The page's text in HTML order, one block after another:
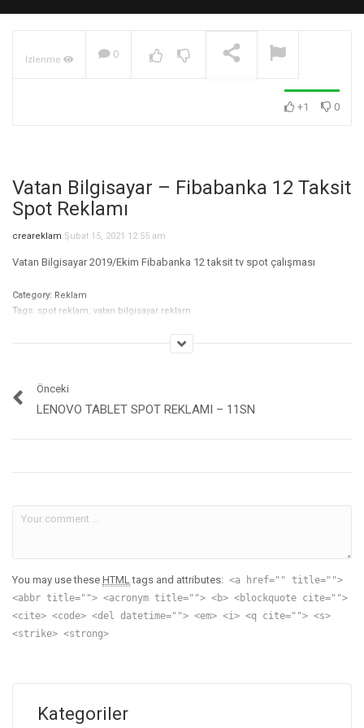
Philips 43 inch Smart TV
Spot Reklamı – 12sn
İzlenme 0
+1 0
Vatan Bilgisayar – Fibabanka 12 Taksit
Spot Reklamı
creareklam Şubat 15, 2021 12:55 am
Vatan Bilgisayar 2019/Ekim Fibabanka 12 taksit tv spot çalışması
Category: Reklam
Tags: spot reklam, vatan bilgisayar reklam
Önceki
LENOVO TABLET SPOT REKLAMI – 11SN
You may use these HTMLtags and attributes: <a href="" title="">
<abbr title=""> <acronym title=""> <b> <blockquote cite="">
<cite> <code> <del datetime=""> <em> <i> <q cite=""> <s>
<strike> <strong>
Kategoriler